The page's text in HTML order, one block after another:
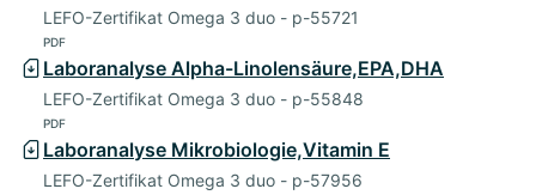
LEFO-Zertifikat Omega 3 duo - p-55721
PDF
Laboranalyse Alpha-Linolensäure,EPA,DHA
LEFO-Zertifikat Omega 3 duo - p-55848
PDF
Laboranalyse Mikrobiologie,Vitamin E
LEFO-Zertifikat Omega 3 duo - p-57956